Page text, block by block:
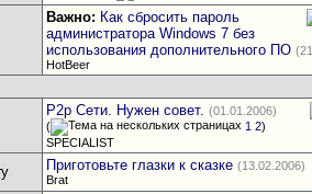
Важно: Как сбросить пароль
администратора Windows 7 без
использования дополнительного ПО
HotBeer
P2p Сети. Нужен совет. (01.01.2006)
(
1 2)
SPECIALIST
Приготовьте глазки к сказке (13.02.2006)
Brat